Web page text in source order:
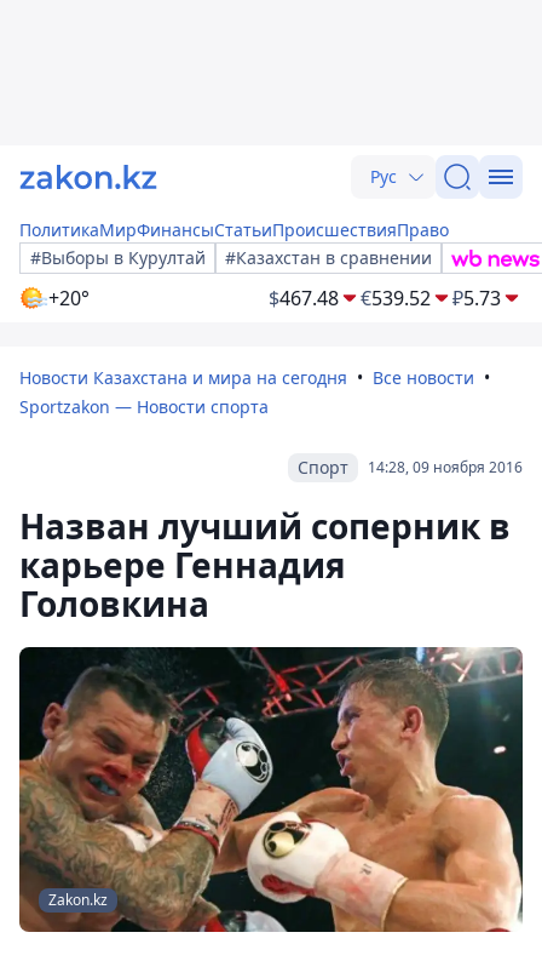
Рус
ПолитикаМирФинансыСтатьиПроисшествияПраво
#Выборы в Курултай
#Казахстан в сравнении
+20° $467.48 €539.52 ₽5.73
Новости Казахстана и мира на сегодня
Все новости
Sportzakon — Новости спорта
14:28, 09 ноября 2016
Спорт
Назван лучший соперник в
карьере Геннадия
Головкина
Zakon.kz